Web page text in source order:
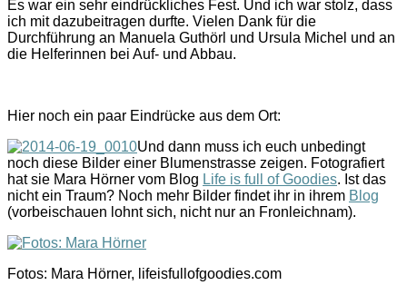
Es war ein sehr eindrückliches Fest. Und ich war stolz, dass
ich mit dazubeitragen durfte. Vielen Dank für die
Durchführung an Manuela Guthörl und Ursula Michel und an
die Helferinnen bei Auf- und Abbau.
Hier noch ein paar Eindrücke aus dem Ort:
Und dann muss ich euch unbedingt
noch diese Bilder einer Blumenstrasse zeigen. Fotografiert
hat sie Mara Hörner vom Blog Life is full of Goodies. Ist das
nicht ein Traum? Noch mehr Bilder findet ihr in ihrem Blog
(vorbeischauen lohnt sich, nicht nur an Fronleichnam).
Fotos: Mara Hörner, lifeisfullofgoodies.com